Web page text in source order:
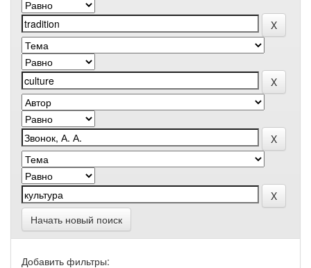
Начать новый поиск
Добавить фильтры: